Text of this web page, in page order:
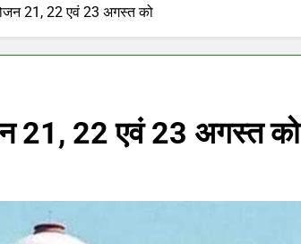
21, 22 एवं 23 अगस्त को
21, 22 एवं 23 अगस्त को